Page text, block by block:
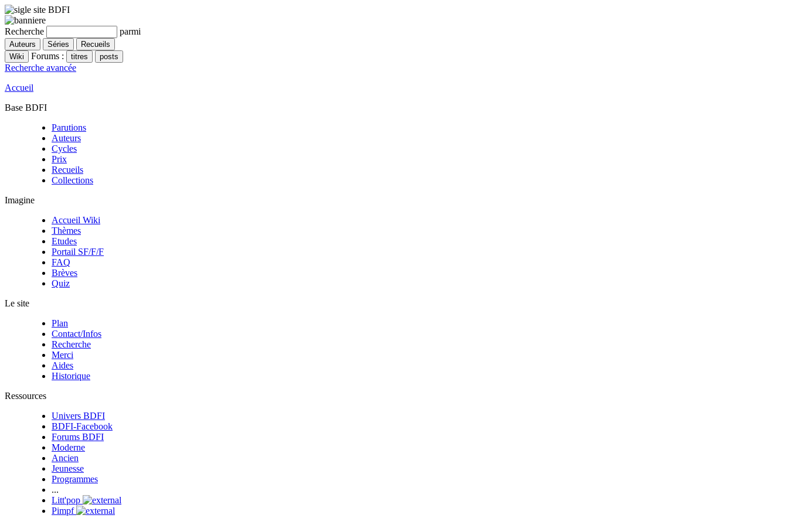
Recherche parmi
Forums :
Recherche avancée
Accueil
Base BDFI
Parutions
Auteurs
Cycles
Prix
Recueils
Collections
Imagine
Accueil Wiki
Thèmes
Etudes
Portail SF/F/F
FAQ
Brèves
Quiz
Le site
Plan
Contact/Infos
Recherche
Merci
Aides
Historique
Ressources
Univers BDFI
BDFI-Facebook
Forums BDFI
Moderne
Ancien
Jeunesse
Programmes
...
Litt'pop
Pimpf